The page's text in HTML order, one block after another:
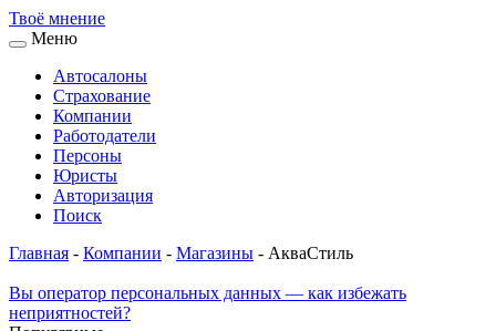
Твоё мнение
Меню
Автосалоны
Страхование
Компании
Работодатели
Персоны
Юристы
Авторизация
Поиск
Главная - Компании - Магазины - АкваСтиль
Вы оператор персональных данных — как избежать
неприятностей?